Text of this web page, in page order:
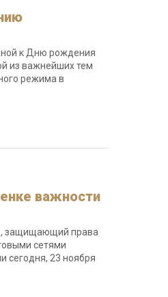
к Дню рождения
из важнейших тем
режима в
важности
защищающий права
сетями
сегодня, 23 ноября